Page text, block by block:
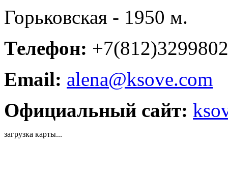
Горьковская - 1950 м.
Телефон: +7(812)3299802
Email: alena@ksove.com
Официальный сайт:
загрузка карты...